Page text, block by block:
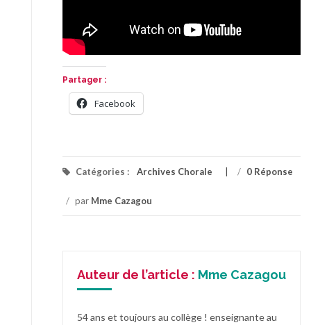
Partager :
Facebook
Catégories : Archives Chorale / 0 Réponse
/ par Mme Cazagou
Auteur de l’article : Mme Cazagou
54 ans et toujours au collège ! enseignante au